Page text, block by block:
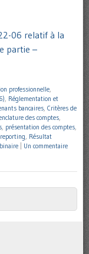
06 relatif à la
partie –
professionnelle,
, Réglementation et
bancaires, Critères de
des comptes,
, présentation des comptes,
reporting, Résultat
Un commentaire